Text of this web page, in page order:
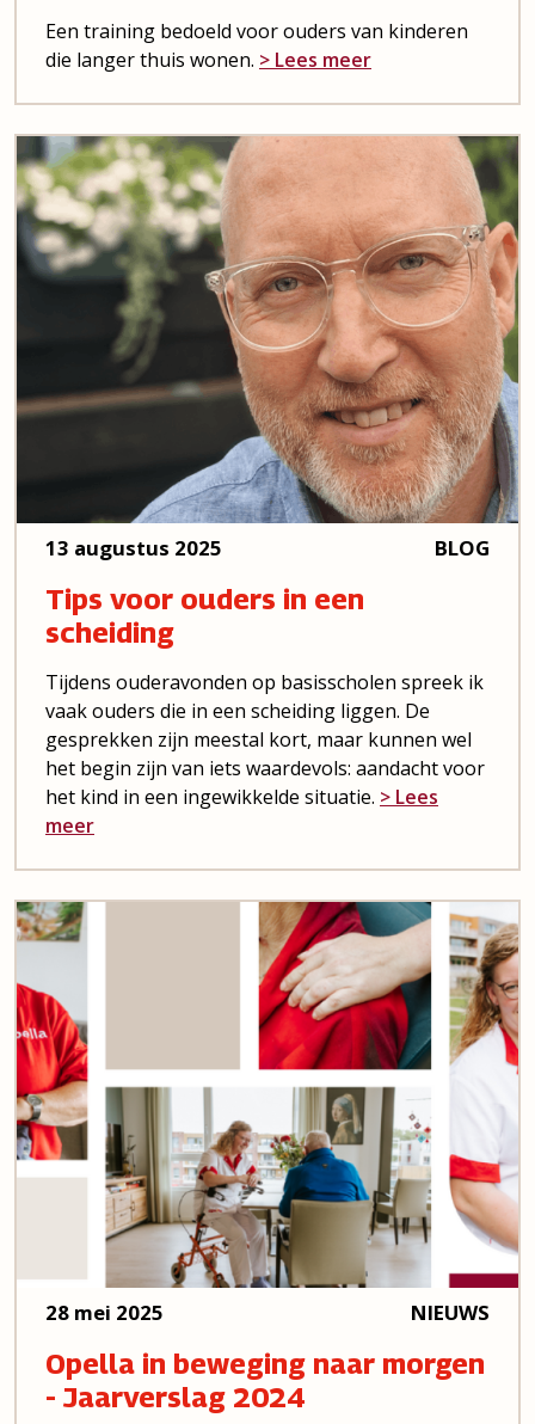
Een training bedoeld voor ouders van kinderen
die langer thuis wonen. > Lees meer
13 augustus 2025 BLOG
Tips voor ouders in een
scheiding
Tijdens ouderavonden op basisscholen spreek ik
vaak ouders die in een scheiding liggen. De
gesprekken zijn meestal kort, maar kunnen wel
het begin zijn van iets waardevols: aandacht voor
het kind in een ingewikkelde situatie. > Lees
meer
28 mei 2025 NIEUWS
Opella in beweging naar morgen
- Jaarverslag 2024